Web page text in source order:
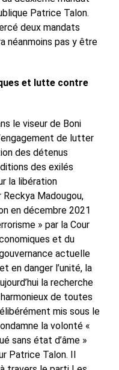
Patrice Talon.
deux mandats
néanmoins pas y être
et lutte contre
le viseur de Boni
de lutter
des détenus
des exilés
la libération
Madougou,
en décembre 2021
» par la Cour
et du
actuelle
en danger l’unité, la
la recherche
de toutes
mis sous le
la volonté «
sans état d’âme »
Patrice Talon. Il